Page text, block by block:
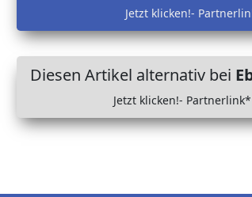
Jetzt klicken!-
Diesen Artikel alternativ bei
Jetzt klicken!- Partnerlink*